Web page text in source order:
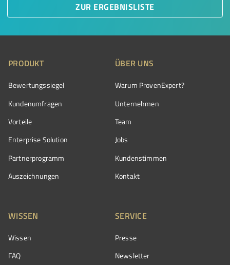
ZUR ERGEBNISLISTE
PRODUKT
Bewertungssiegel
Kundenumfragen
Vorteile
Enterprise Solution
Partnerprogramm
Auszeichnungen
ÜBER UNS
Warum ProvenExpert?
Unternehmen
Team
Jobs
Kundenstimmen
Kontakt
WISSEN
Wissen
FAQ
SERVICE
Presse
Newsletter